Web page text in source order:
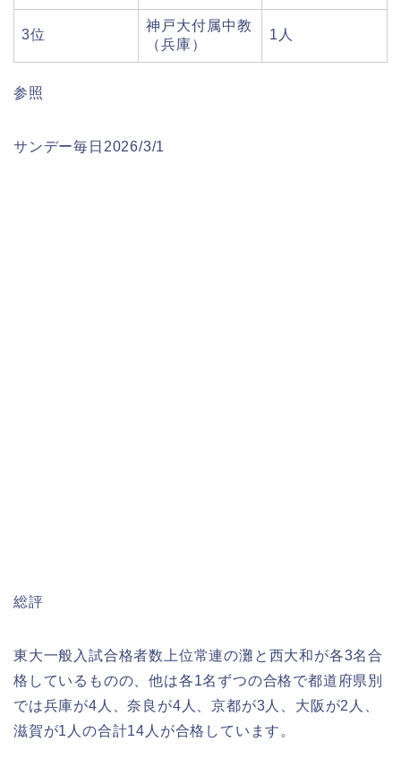
3位
神戸大付属中教
（兵庫）
1人
参照
サンデー毎日2026/3/1
総評
東大一般入試合格者数上位常連の灘と西大和が各3名合
格しているものの、他は各1名ずつの合格で都道府県別
では兵庫が4人、奈良が4人、京都が3人、大阪が2人、
滋賀が1人の合計14人が合格しています。